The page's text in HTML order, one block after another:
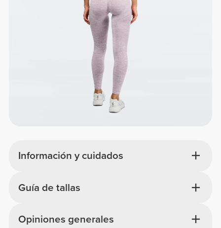
Información y cuidados
Opiniones generales
Guía de tallas